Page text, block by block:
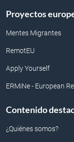
Proyectos
Mentes Migrantes
RemotEU
Apply Yourself
ERMiNe - European
Contenido
¿Quiénes somos?